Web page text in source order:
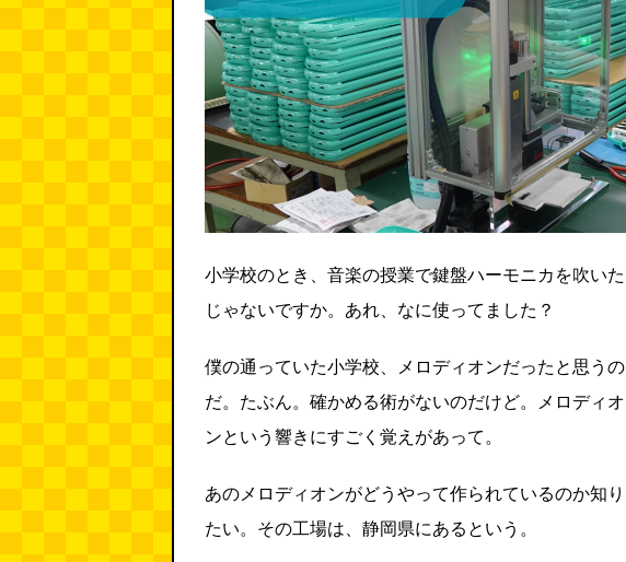
小学校のとき、音楽の授業で鍵盤ハーモニカを吹いた
じゃないですか。あれ、なに使ってました？
僕の通っていた小学校、メロディオンだったと思うの
だ。たぶん。確かめる術がないのだけど。メロディオ
ンという響きにすごく覚えがあって。
あのメロディオンがどうやって作られているのか知り
たい。その工場は、静岡県にあるという。